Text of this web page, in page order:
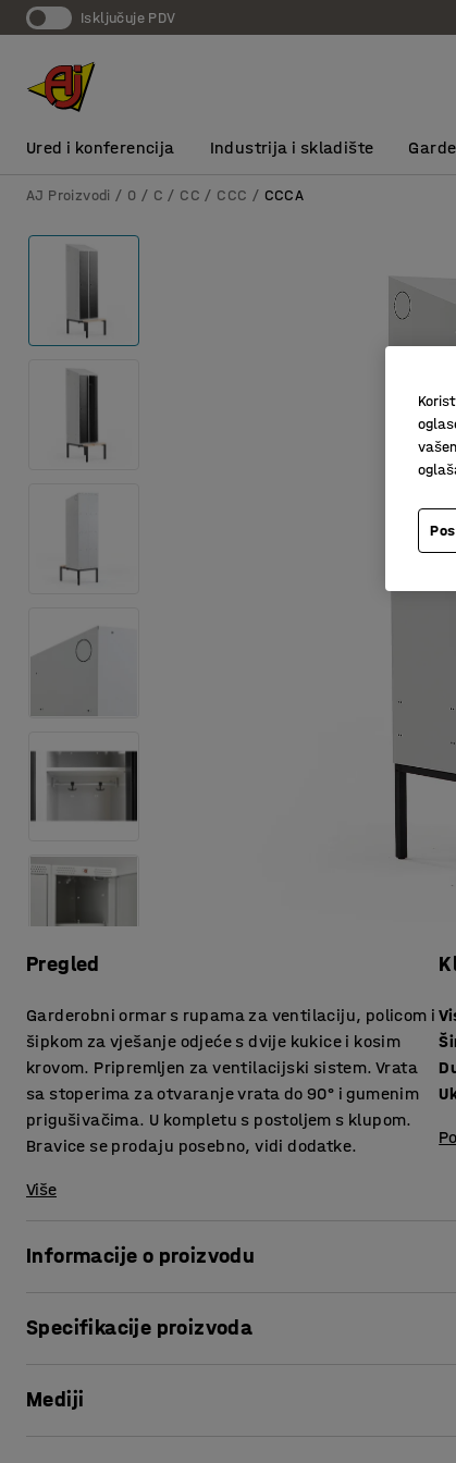
Isključuje PDV
Ured i konferencija Industrija i skladište
AJ Proizvodi 0 C CC CCC CCCA
Pregled
Garderobni ormar s rupama za ventilaciju, policom i
šipkom za vješanje odjeće s dvije kukice i kosim
krovom. Pripremljen za ventilacijski sistem. Vrata
sa stoperima za otvaranje vrata do 90° i gumenim
prigušivačima. U kompletu s postoljem s klupom.
Bravice se prodaju posebno, vidi dodatke.
Više
Informacije o proizvodu
konstrukcije obojani praškastom tehnikom.
gumenu zaštitu za lako i tiho zatvaranje.
Specifikacije proizvoda
Širina:
Mediji